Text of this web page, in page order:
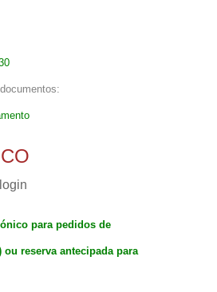
para pedidos de
reserva antecipada para